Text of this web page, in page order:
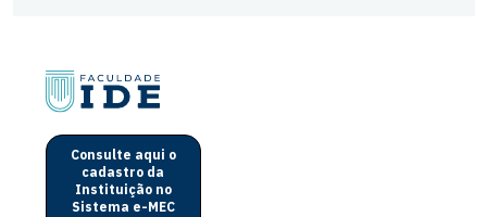
Consulte aqui o
cadastro da
Instituição no
Sistema e-MEC